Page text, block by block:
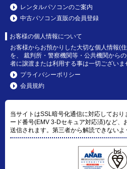
レンタルパソコンのご案内
中古パソコン直販の会員登録
お客様の個人情報について
お客様からお預かりした大切な個人情報(
を、 裁判所・警察機関等・公共機関から
者に譲渡または利用する事は一切ございま
プライバシーポリシー
会員規約
当サイトはSSL暗号化通信に対応してお
ード番号(EMV 3-Dセキュア対応済)など、
送信されます。第三者から解読できないよ